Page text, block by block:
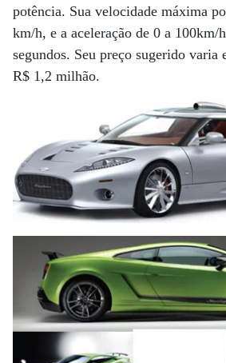
potência. Sua velocidade máxima
km/h, e a aceleração de 0 a 100km/
segundos. Seu preço sugerido varia
R$ 1,2 milhão.